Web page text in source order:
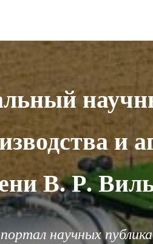
и
В. Р.
портал научных